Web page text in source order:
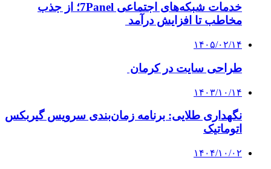
خدمات شبکه‌های اجتماعی 7Panel؛ از جذب
مخاطب تا افزایش درآمد
۱۴۰۵/۰۲/۱۴
طراحی سایت در کرمان
۱۴۰۳/۱۰/۱۴
نگهداری طلایی: برنامه زمان‌بندی سرویس گیربکس
اتوماتیک
۱۴۰۴/۱۰/۰۲